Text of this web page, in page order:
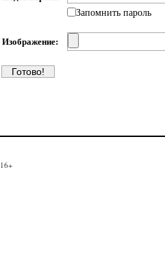
Запомнить пароль
Изображение:
16+